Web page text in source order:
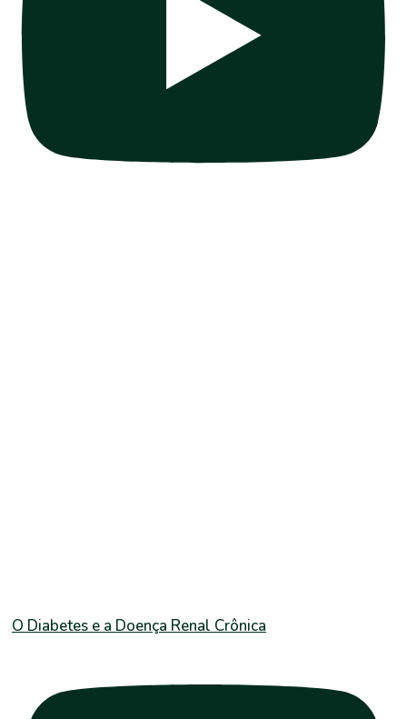
O Diabetes e a Doença Renal Crônica